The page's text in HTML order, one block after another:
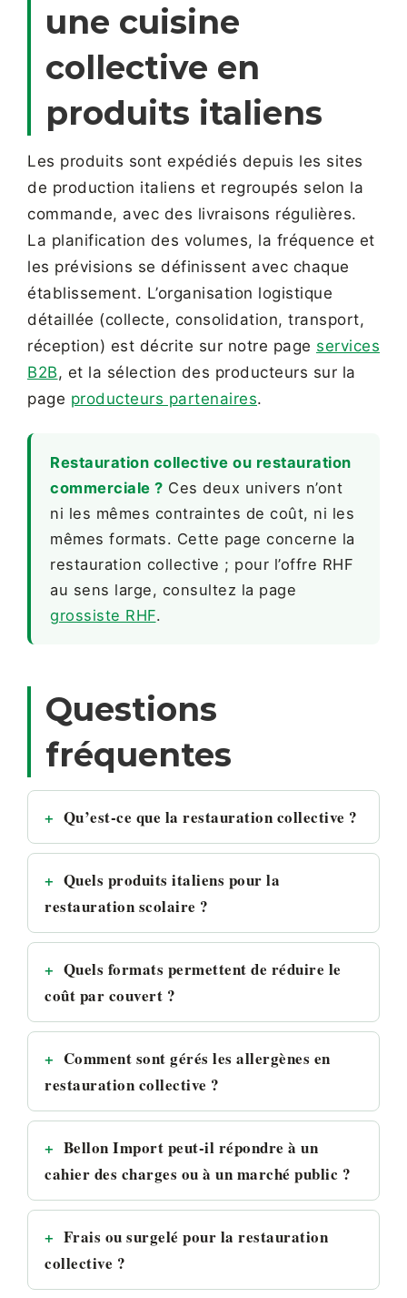
une cuisine
collective en
produits italiens
Les produits sont expédiés depuis les sites
de production italiens et regroupés selon la
commande, avec des livraisons régulières.
La planification des volumes, la fréquence et
les prévisions se définissent avec chaque
établissement. L’organisation logistique
détaillée (collecte, consolidation, transport,
réception) est décrite sur notre page services
B2B, et la sélection des producteurs sur la
page producteurs partenaires.
Restauration collective ou restauration
commerciale ? Ces deux univers n’ont
ni les mêmes contraintes de coût, ni les
mêmes formats. Cette page concerne la
restauration collective ; pour l’offre RHF
au sens large, consultez la page
grossiste RHF.
Questions
fréquentes
Qu’est-ce que la restauration collective ?
Quels produits italiens pour la
restauration scolaire ?
Quels formats permettent de réduire le
coût par couvert ?
Comment sont gérés les allergènes en
restauration collective ?
Bellon Import peut-il répondre à un
cahier des charges ou à un marché public ?
Frais ou surgelé pour la restauration
collective ?